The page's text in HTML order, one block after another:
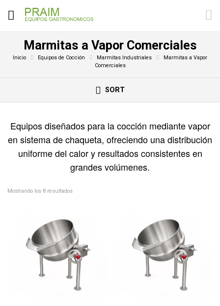
Marmitas a Vapor Comerciales
Inicio Equipos de Cocción Marmitas Industriales
Marmitas a Vapor
Comerciales
SORT
Equipos diseñados para la cocción mediante vapor
en sistema de chaqueta, ofreciendo una distribución
uniforme del calor y resultados consistentes en
grandes volúmenes.
Mostrando los 8 resultados